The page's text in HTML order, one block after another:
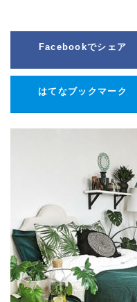
Facebookでシェア
はてなブックマーク